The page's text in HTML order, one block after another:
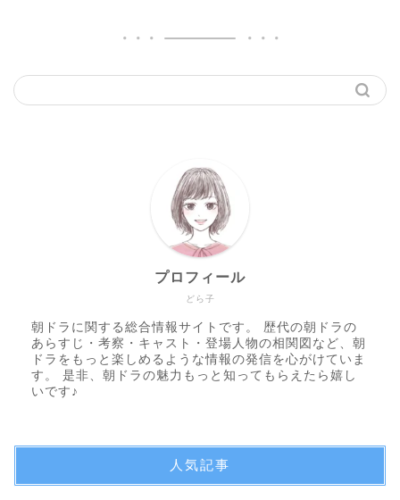
どら子
プロフィール
朝ドラに関する総合情報サイトです。 歴代の朝ドラの
あらすじ・考察・キャスト・登場人物の相関図など、朝
ドラをもっと楽しめるような情報の発信を心がけていま
す。 是非、朝ドラの魅力もっと知ってもらえたら嬉し
いです♪
人気記事